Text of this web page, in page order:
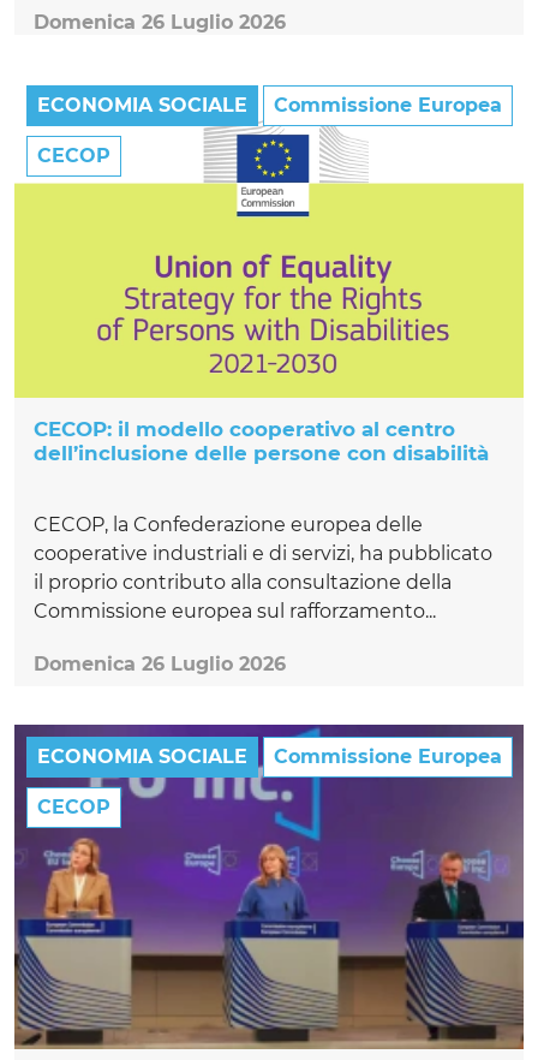
Domenica 26 Luglio 2026
ECONOMIA SOCIALE Commissione Europea
CECOP
CECOP: il modello cooperativo al centro
dell’inclusione delle persone con disabilità
CECOP, la Confederazione europea delle
cooperative industriali e di servizi, ha pubblicato
il proprio contributo alla consultazione della
Commissione europea sul rafforzamento...
Domenica 26 Luglio 2026
ECONOMIA SOCIALE Commissione Europea
CECOP